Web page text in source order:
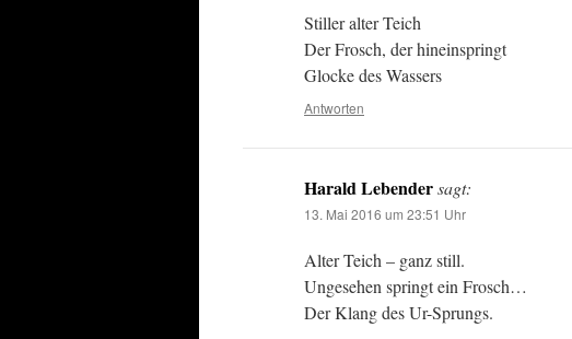
Stiller alter Teich
Der Frosch, der hineinspringt
Glocke des Wassers
Antworten
Harald Lebendersagt:
13. Mai 2016 um 23:51 Uhr
Alter Teich – ganz still.
Ungesehen springt ein Frosch…
Der Klang des Ur-Sprungs.